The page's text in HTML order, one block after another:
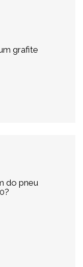
grafite
do pneu